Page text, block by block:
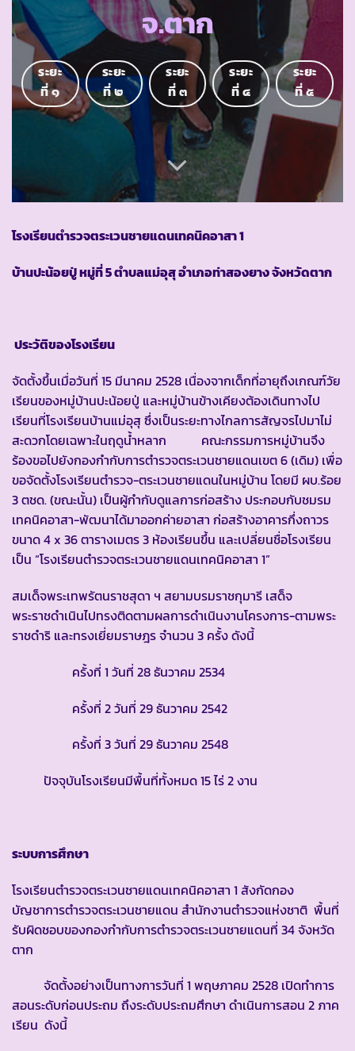
จ.ตาก
ระยะ
ที่ ๑
ระยะ
ที่ ๒
ระยะ
ที่ ๓
ระยะ
ที่ ๔
ระยะ
ที่ ๕
โรงเรียนตำรวจตระเวนชายแดนเทคนิคอาสา 1
บ้านปะน้อยปู่ หมู่ที่ 5 ตำบลแม่อุสุ อำเภอท่าสองยาง จังหวัดตาก
ประวัติของโรงเรียน
จัดตั้งขึ้นเมื่อวันที่ 15 มีนาคม 2528 เนื่องจากเด็กที่อายุถึงเกณฑ์วัย
เรียนของหมู่บ้านปะน้อยปู่ และหมู่บ้านข้างเคียงต้องเดินทางไป
เรียนที่โรงเรียนบ้านแม่อุสุ ซึ่งเป็นระยะทางไกลการสัญจรไปมาไม่
สะดวกโดยเฉพาะในฤดูน้ำหลาก คณะกรรมการหมู่บ้านจึง
ร้องขอไปยังกองกำกับการตำรวจตระเวนชายแดนเขต 6 (เดิม) เพื่อ
ขอจัดตั้งโรงเรียนตำรวจ-ตระเวนชายแดนในหมู่บ้าน โดยมี ผบ.ร้อย
3 ตชด. (ขณะนั้น) เป็นผู้กำกับดูแลการก่อสร้าง ประกอบกับชมรม
เทคนิคอาสา-พัฒนาได้มาออกค่ายอาสา ก่อสร้างอาคารกึ่งถาวร
ขนาด 4 x 36 ตารางเมตร 3 ห้องเรียนขึ้น และเปลี่ยนชื่อโรงเรียน
เป็น “โรงเรียนตำรวจตระเวนชายแดนเทคนิคอาสา 1”
สมเด็จพระเทพรัตนราชสุดา ฯ สยามบรมราชกุมารี เสด็จ
พระราชดำเนินไปทรงติดตามผลการดำเนินงานโครงการ-ตามพระ
ราชดำริ และทรงเยี่ยมราษฎร จำนวน 3 ครั้ง ดังนี้
ครั้งที่ 1 วันที่ 28 ธันวาคม 2534
ครั้งที่ 2 วันที่ 29 ธันวาคม 2542
ครั้งที่ 3 วันที่ 29 ธันวาคม 2548
ปัจจุบันโรงเรียนมีพื้นที่ทั้งหมด 15 ไร่ 2 งาน
ระบบการศึกษา
โรงเรียนตำรวจตระเวนชายแดนเทคนิคอาสา 1 สังกัดกอง
บัญชาการตำรวจตระเวนชายแดน สำนักงานตำรวจแห่งชาติ พื้นที่
รับผิดชอบของกองกำกับการตำรวจตระเวนชายแดนที่ 34 จังหวัด
ตาก
จัดตั้งอย่างเป็นทางการวันที่ 1 พฤษภาคม 2528 เปิดทำการ
สอนระดับก่อนประถม ถึงระดับประถมศึกษา ดำเนินการสอน 2 ภาค
เรียน ดังนี้